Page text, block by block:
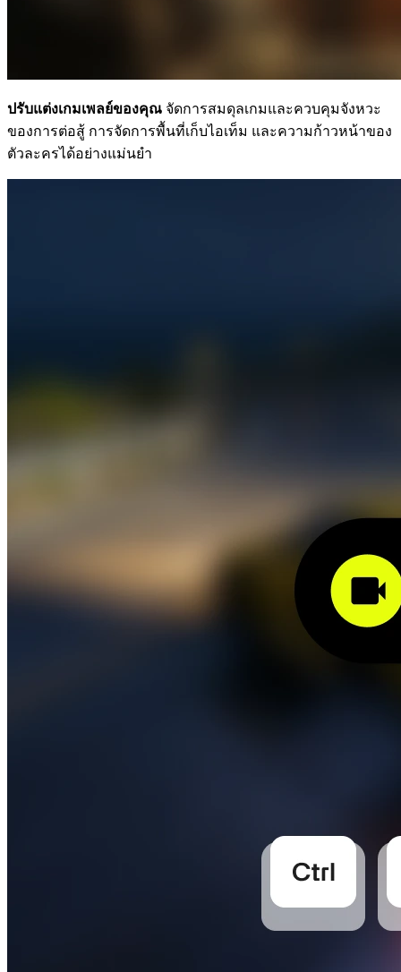
ปรับแต่งเกมเพลย์ของคุณ จัดการสมดุลเกมและควบคุมจังหวะ
ของการต่อสู้ การจัดการพื้นที่เก็บไอเท็ม และความก้าวหน้าของ
ตัวละครได้อย่างแม่นยำ